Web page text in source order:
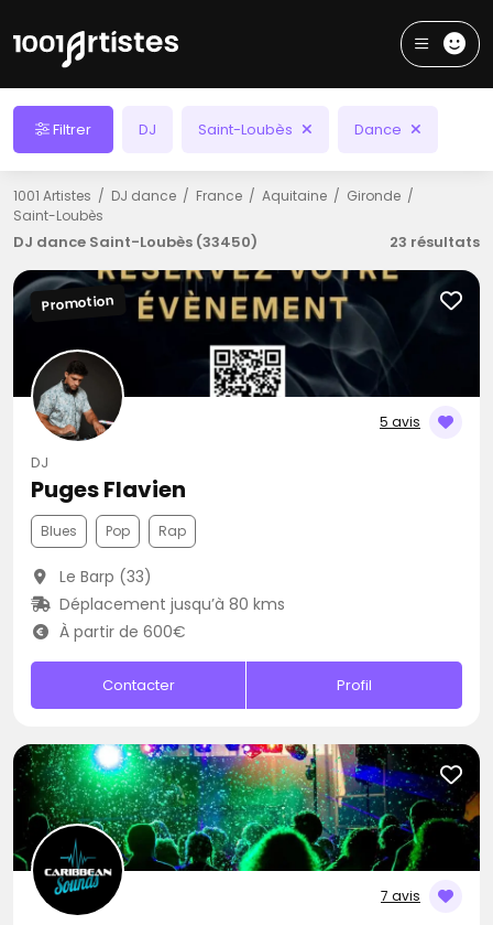
Filtrer DJ Saint-Loubès Dance
1001 Artistes DJ dance France Aquitaine
Gironde
Saint-Loubès
DJ dance Saint-Loubès (33450) 23 résultats
5 avis
Promotion
DJ
Puges Flavien
Blues Pop Rap
Le Barp (33)
Déplacement jusqu’à 80 kms
À partir de 600€
Contacter Profil
7 avis